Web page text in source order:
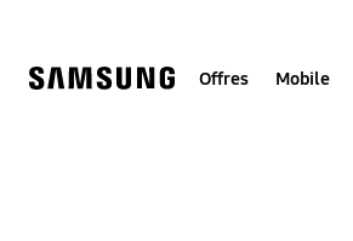
Offres Mobile